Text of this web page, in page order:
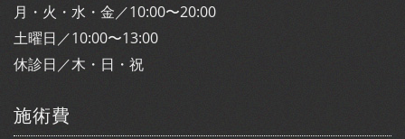
月・火・水・金／10:00〜20:00
土曜日／10:00〜13:00
休診日／木・日・祝
施術費